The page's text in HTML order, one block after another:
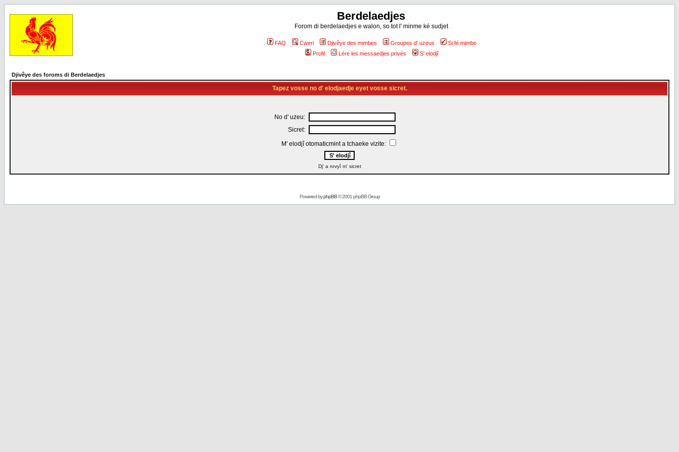
Berdelaedjes
Forom di berdelaedjes e walon, so tot l' minme ké sudjet
FAQ Cweri Djivêye des mimbes Groupes d' uzeus
Si fé mimbe
Profil
Lére les messaedjes privés S' elodjî
Djivêye des foroms di Berdelaedjes
Tapez vosse no d' elodjaedje eyet vosse sicret.
No d' uzeu:
Sicret:
M' elodjî otomaticmint a tchaeke vizite:
Dj' a rovyî m' sicret
Powered byphpBB© 2001 phpBB Group